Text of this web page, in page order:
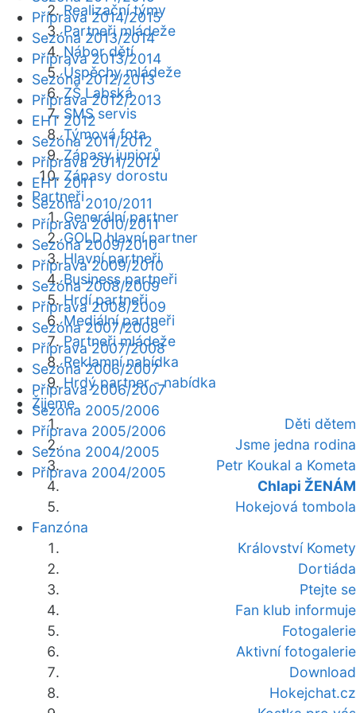
Realizační týmy
Partneři mládeže
Nábor dětí
Úspěchy mládeže
ZŠ Labská
SMS servis
Týmová fota
Zápasy juniorů
Zápasy dorostu
Partneři
Generální partner
GOLD hlavní partner
Hlavní partneři
Business partneři
Hrdí partneři
Mediální partneři
Partneři mládeže
Reklamní nabídka
Hrdý partner - nabídka
Žijeme
Děti dětem
Jsme jedna rodina
Petr Koukal a Kometa
Chlapi ŽENÁM
Hokejová tombola
Fanzóna
Království Komety
Dortiáda
Ptejte se
Fan klub informuje
Fotogalerie
Aktivní fotogalerie
Download
Hokejchat.cz
Příprava 2014/2015
Sezóna 2013/2014
Příprava 2013/2014
Sezóna 2012/2013
Příprava 2012/2013
EHT 2012
Sezóna 2011/2012
Příprava 2011/2012
EHT 2011
Sezóna 2010/2011
Příprava 2010/2011
Sezóna 2009/2010
Příprava 2009/2010
Sezóna 2008/2009
Příprava 2008/2009
Sezóna 2007/2008
Příprava 2007/2008
Sezóna 2006/2007
Příprava 2006/2007
Sezóna 2005/2006
Příprava 2005/2006
Sezóna 2004/2005
Příprava 2004/2005